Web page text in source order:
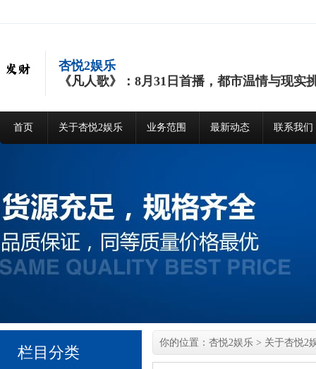
杏悦2娱乐
《凡人歌》：8月31日首播，都市温情与现实
首页 关于杏悦2娱乐 业务范围 最新动态 联系我们
栏目分类
你的位置： 杏悦2娱乐 > 关于杏悦2